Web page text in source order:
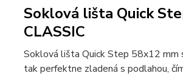
Soklová lišta Quick
CLASSIC
Soklová lišta Quick Step 58x12 mm
tak perfektne zladená s podlahou,